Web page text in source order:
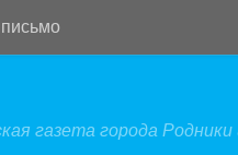
газета города Родники